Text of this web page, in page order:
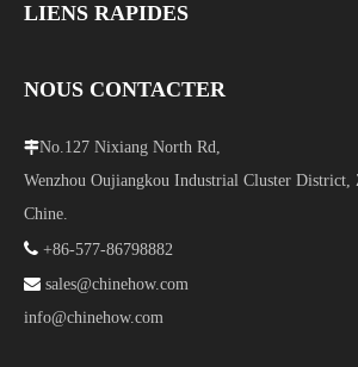
LIENS RAPIDES
NOUS CONTACTER
No.127 Nixiang North Rd,
Wenzhou Oujiangkou Industrial Cluster District,
Chine.
 +86-577-86798882
 sales@chinehow.com
info@chinehow.com